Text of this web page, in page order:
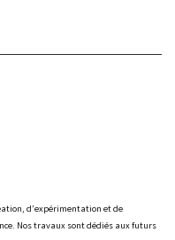
d’expérimentation et de
Nos travaux sont dédiés aux futurs